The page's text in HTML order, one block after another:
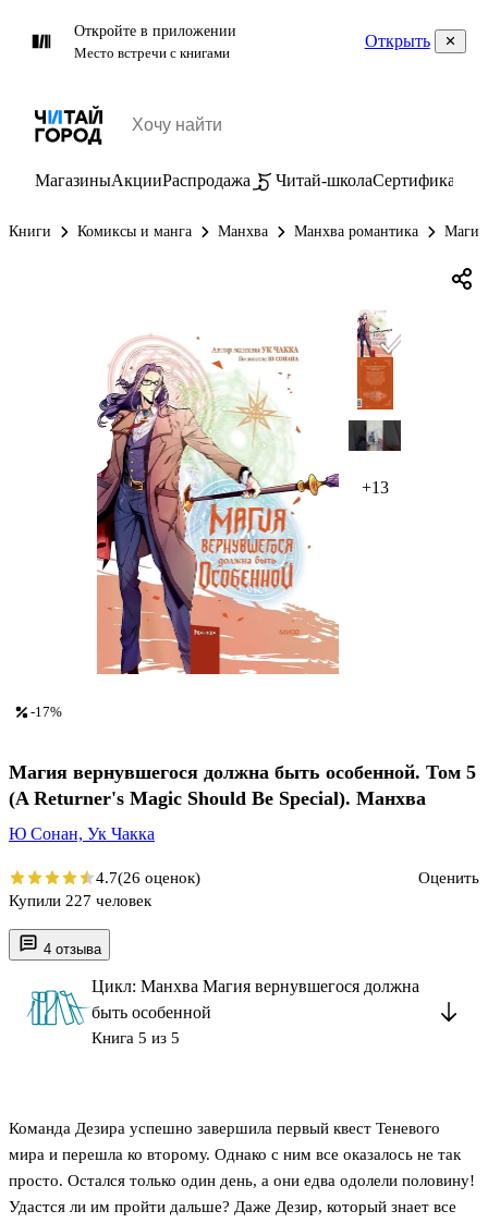
Откройте в приложении
Место встречи с книгами
Открыть
МагазиныАкцииРаспродажа Читай-школаСертификаты
Книги Комиксы и манга Манхва Манхва романтика Магия
+13
4 отзыва
Цикл: Манхва Магия вернувшегося должна
быть особенной
Книга 5 из 5
Команда Дезира успешно завершила первый квест Теневого
мира и перешла ко второму. Однако с ним все оказалось не так
просто. Остался только один день, а они едва одолели половину!
Удастся ли им пройти дальше? Даже Дезир, который знает все
-17%
Магия вернувшегося должна быть особенной. Том 5
(A Returner's Magic Should Be Special). Манхва
Ю Сонан, Ук Чакка
4.7(26 оценок)
Оценить
Купили 227 человек